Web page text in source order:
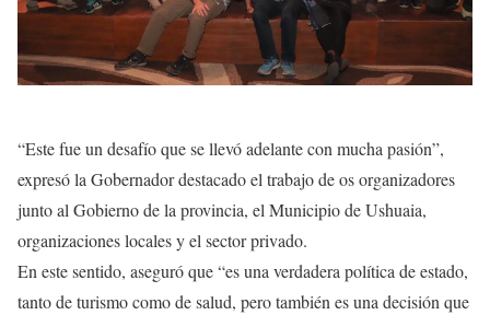
“Este fue un desafío que se llevó adelante con mucha pasión”,
expresó la Gobernador destacado el trabajo de os organizadores
junto al Gobierno de la provincia, el Municipio de Ushuaia,
organizaciones locales y el sector privado.
En este sentido, aseguró que “es una verdadera política de estado,
tanto de turismo como de salud, pero también es una decisión que